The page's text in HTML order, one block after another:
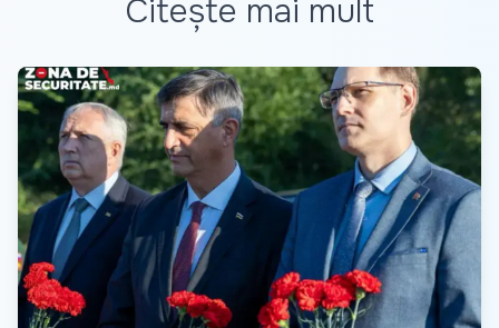
Citește mai mult